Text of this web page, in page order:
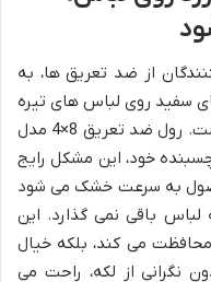
از ضد تعریق ها، به
سفید روی لباس های تیره
و لکه های زرد روی لباس های روشن است. رول ضد تعریق 8×4 مدل
خود، این مشکل رایج
به سرعت خشک می شود
لباس باقی نمی گذارد. این
می کند، بلکه خیال
نگرانی از لکه، راحت می